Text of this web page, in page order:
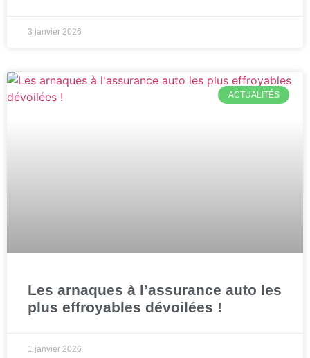
3 janvier 2026
ACTUALITÉS
Les arnaques à l’assurance auto les
plus effroyables dévoilées !
1 janvier 2026